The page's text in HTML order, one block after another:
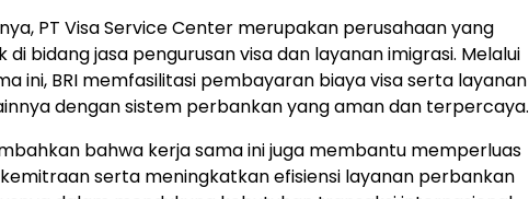
PT Visa Service Center merupakan perusahaan yang
di bidang jasa pengurusan visa dan layanan imigrasi. Melalui
ini, BRI memfasilitasi pembayaran biaya visa serta layanan
dengan sistem perbankan yang aman dan terpercaya.
bahwa kerja sama ini juga membantu memperluas
serta meningkatkan efisiensi layanan perbankan